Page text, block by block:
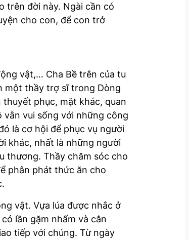
trên đời này. Ngài cần có
cho con, để con trở
vật,… Cha Bề trên của tu
một thầy trợ sĩ trong Dòng
phục, mặt khác, quan
vui sống với những công
là cơ hội để phục vụ người
khác, nhất là những người
thương. Thầy chăm sóc cho
phân phát thức ăn cho
vật. Vựa lúa được nhắc ở
lần gặm nhấm và cắn
tiếp với chúng. Từ ngày